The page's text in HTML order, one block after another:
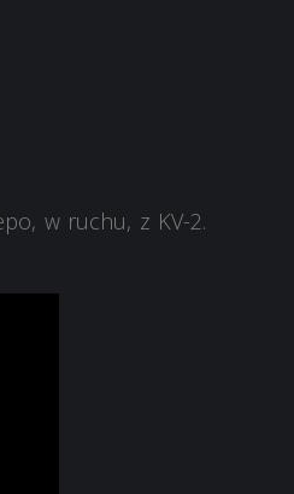
w ruchu, z KV-2.